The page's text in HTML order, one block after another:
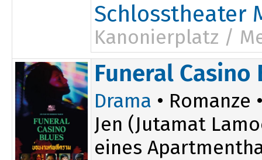
Schlosstheater
Kanonierplatz /
20:15
Funeral Casino
Drama • Romanze
Jen (Jutamat
eines